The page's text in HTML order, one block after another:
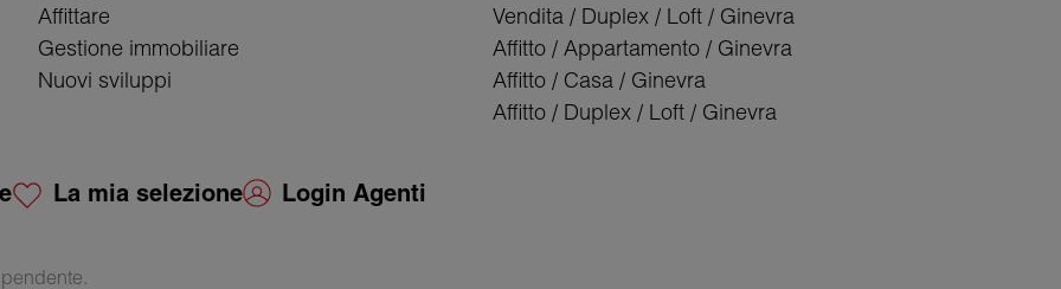
Affittare
Gestione immobiliare
Nuovi sviluppi
Vendita / Duplex / Loft / Ginevra
Affitto / Appartamento / Ginevra
Affitto / Casa / Ginevra
Affitto / Duplex / Loft / Ginevra
La mia selezione Login Agenti